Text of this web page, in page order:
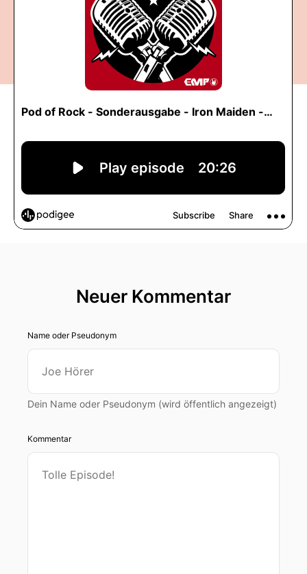
Neuer Kommentar
Name oder Pseudonym
Dein Name oder Pseudonym (wird öffentlich angezeigt)
Kommentar